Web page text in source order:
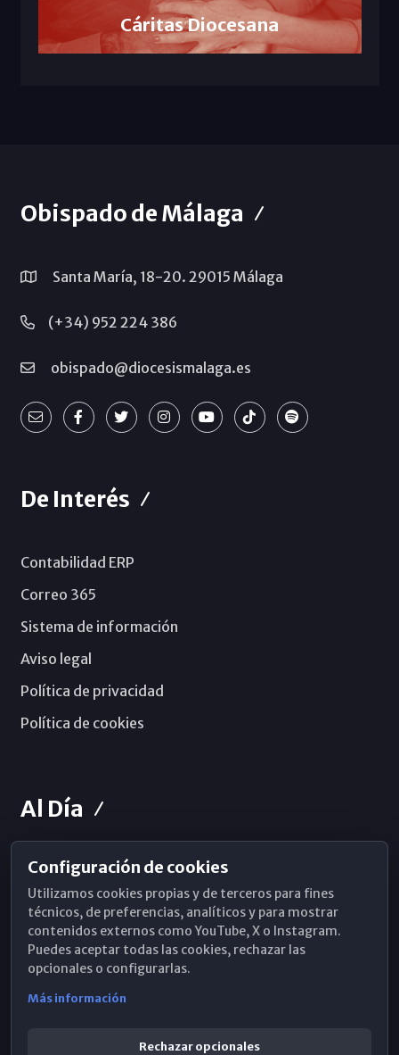
Cáritas Diocesana
Obispado de Málaga
Santa María, 18-20. 29015 Málaga
(+34) 952 224 386
obispado@diocesismalaga.es
De Interés
Contabilidad ERP
Correo 365
Sistema de información
Aviso legal
Política de privacidad
Política de cookies
Al Día
Horarios de Misa
Hemeroteca
WhatsApp
Configuración de cookies
Utilizamos cookies propias y de terceros para fines
técnicos, de preferencias, analíticos y para mostrar
contenidos externos como YouTube, X o Instagram.
Puedes aceptar todas las cookies, rechazar las
opcionales o configurarlas.
Más información
Rechazar opcionales